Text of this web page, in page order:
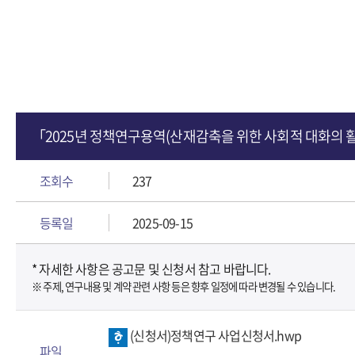
「2025년 정책연구용역(산재감축을 위한 사회적 대화의
조회수 237
등록일 2025-09-15
* 자세한 사항은 공고문 및 신청서 참고 바랍니다.
※ 주제, 연구내용 및 계약 관련 사항 등은 향후 일정에 따라 변경될 수 있습니다.
파일
(신청서)정책연구 사업신청서.hwp